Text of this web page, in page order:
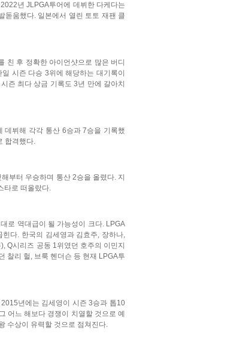
년 JLPGA투어에 데뷔한 다케다는
돋움했다. 일본에서 열린 토토 재팬 클
친 후 정확한 아이언샷으로 많은 버디
시즌 다승 3위에 해당하는 대기록이
즌 최다 상금 기록도 3년 만에 갈아치
데뷔해 각각 통산 6승과 7승을 기록했
합격했다.
부터 우승하며 통산 2승을 올렸다. 지
타로 떠올랐다.
로 역대급이 될 가능성이 크다. LPGA
다. 한국의 김세영과 김효주, 장하나,
Q시리즈 공동 1위였던 호주의 이민지
찰리 헐, 브룩 헨더슨 등 현재 LPGA투
년에는 김세영이 시즌 3승과 톱10
어느 해보다 경쟁이 치열할 것으로 예
수상이 유력할 것으로 점쳐진다.